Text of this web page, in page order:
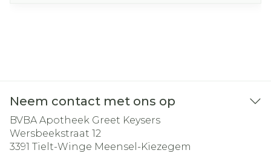
Neem contact met ons op
BVBA Apotheek Greet Keysers
Wersbeekstraat 12
3391 Tielt-Winge Meensel-Kiezegem